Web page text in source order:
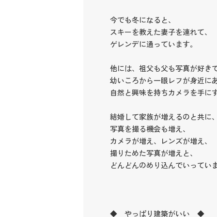
今でも冬になると、
スキーを教えた妻子を連れて、
ゲレンデに通っています。
他には、祖父も父も写真が好きで
幼いころから一眼レフが身近に
自然と興味を持ちカメラを手に
結婚して家族が増えるのと共に、
写真を撮る機会も増え、
カメラが増え、レンズが増え、
撮りためた写真が増えと、
どんどんのめり込んでいっていま
◆ やっぱり建築がいい ◆